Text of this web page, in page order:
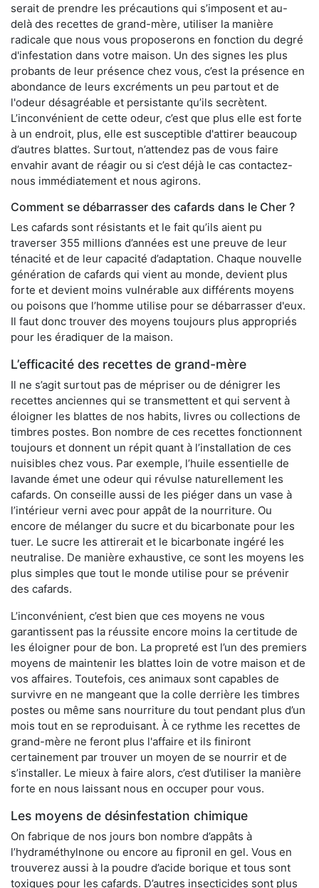
serait de prendre les précautions qui s’imposent et au-
delà des recettes de grand-mère, utiliser la manière
radicale que nous vous proposerons en fonction du degré
d'infestation dans votre maison. Un des signes les plus
probants de leur présence chez vous, c’est la présence en
abondance de leurs excréments un peu partout et de
l'odeur désagréable et persistante qu’ils secrètent.
L’inconvénient de cette odeur, c’est que plus elle est forte
à un endroit, plus, elle est susceptible d'attirer beaucoup
d’autres blattes. Surtout, n’attendez pas de vous faire
envahir avant de réagir ou si c’est déjà le cas contactez-
nous immédiatement et nous agirons.
Comment se débarrasser des cafards dans le Cher ?
Les cafards sont résistants et le fait qu’ils aient pu
traverser 355 millions d’années est une preuve de leur
ténacité et de leur capacité d’adaptation. Chaque nouvelle
génération de cafards qui vient au monde, devient plus
forte et devient moins vulnérable aux différents moyens
ou poisons que l’homme utilise pour se débarrasser d'eux.
Il faut donc trouver des moyens toujours plus appropriés
pour les éradiquer de la maison.
L’efficacité des recettes de grand-mère
Il ne s’agit surtout pas de mépriser ou de dénigrer les
recettes anciennes qui se transmettent et qui servent à
éloigner les blattes de nos habits, livres ou collections de
timbres postes. Bon nombre de ces recettes fonctionnent
toujours et donnent un répit quant à l’installation de ces
nuisibles chez vous. Par exemple, l’huile essentielle de
lavande émet une odeur qui révulse naturellement les
cafards. On conseille aussi de les piéger dans un vase à
l’intérieur verni avec pour appât de la nourriture. Ou
encore de mélanger du sucre et du bicarbonate pour les
tuer. Le sucre les attirerait et le bicarbonate ingéré les
neutralise. De manière exhaustive, ce sont les moyens les
plus simples que tout le monde utilise pour se prévenir
des cafards.
L’inconvénient, c’est bien que ces moyens ne vous
garantissent pas la réussite encore moins la certitude de
les éloigner pour de bon. La propreté est l’un des premiers
moyens de maintenir les blattes loin de votre maison et de
vos affaires. Toutefois, ces animaux sont capables de
survivre en ne mangeant que la colle derrière les timbres
postes ou même sans nourriture du tout pendant plus d’un
mois tout en se reproduisant. À ce rythme les recettes de
grand-mère ne feront plus l'affaire et ils finiront
certainement par trouver un moyen de se nourrir et de
s’installer. Le mieux à faire alors, c’est d’utiliser la manière
forte en nous laissant nous en occuper pour vous.
Les moyens de désinfestation chimique
On fabrique de nos jours bon nombre d’appâts à
l’hydraméthylnone ou encore au fipronil en gel. Vous en
trouverez aussi à la poudre d’acide borique et tous sont
toxiques pour les cafards. D’autres insecticides sont plus